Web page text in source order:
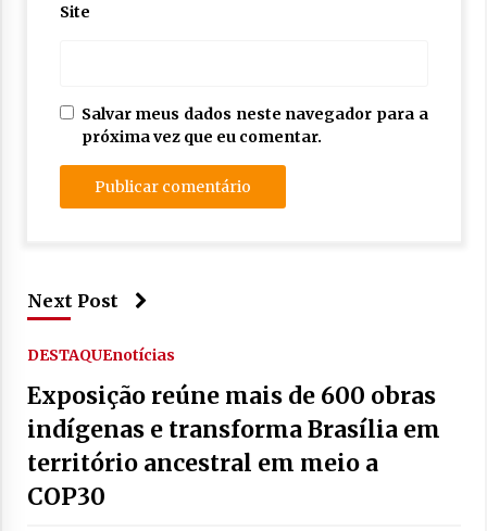
Site
Salvar meus dados neste navegador para a
próxima vez que eu comentar.
Next Post
DESTAQUEnotícias
Exposição reúne mais de 600 obras
indígenas e transforma Brasília em
território ancestral em meio a
COP30